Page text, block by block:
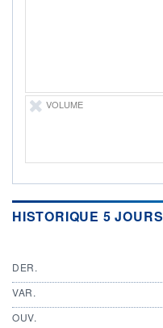
VOLUME
HISTORIQUE 5 JOURS
DER.
VAR.
OUV.